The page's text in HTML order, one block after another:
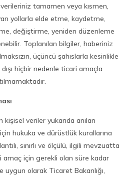
tamamen veya kısmen,
yollarla elde etme, kaydetme,
değiştirme, yeniden düzenleme
Toplanılan bilgiler, haberiniz
üçüncü şahıslarla kesinlikle
hiçbir nedenle ticari amaçla
kişisel veriler yukarıda anılan
hukuka ve dürüstlük kurallarına
sınırlı ve ölçülü, ilgili mevzuatta
amaç için gerekli olan süre kadar
olarak Ticaret Bakanlığı,